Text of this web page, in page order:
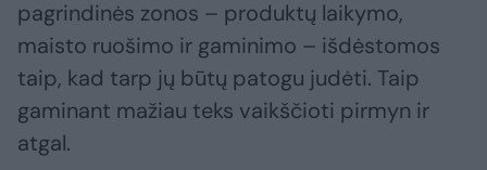
pagrindinės zonos – produktų laikymo,
maisto ruošimo ir gaminimo – išdėstomos
taip, kad tarp jų būtų patogu judėti. Taip
gaminant mažiau teks vaikščioti pirmyn ir
atgal.